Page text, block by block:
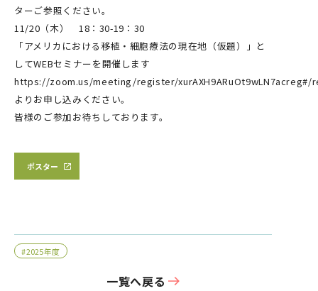
ターご参照ください。
11/20（木） 18：30-19：30
「アメリカにおける移植・細胞療法の現在地（仮題）」と
してWEBセミナーを開催します
https://zoom.us/meeting/register/
よりお申し込みください。
皆様のご参加お待ちしております。
ポスター
#2025年度
一覧へ戻る